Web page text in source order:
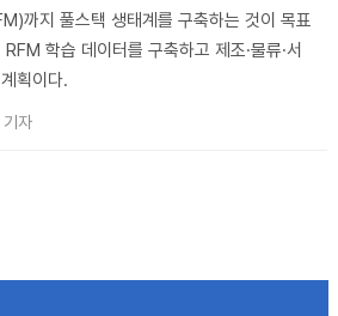
까지 풀스택 생태계를 구축하는 것이 목표
학습 데이터를 구축하고 제조·물류·서
획이다.
기자